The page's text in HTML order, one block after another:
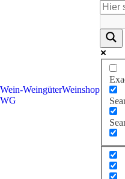
Wein-
WG
WeingüterWeinshop